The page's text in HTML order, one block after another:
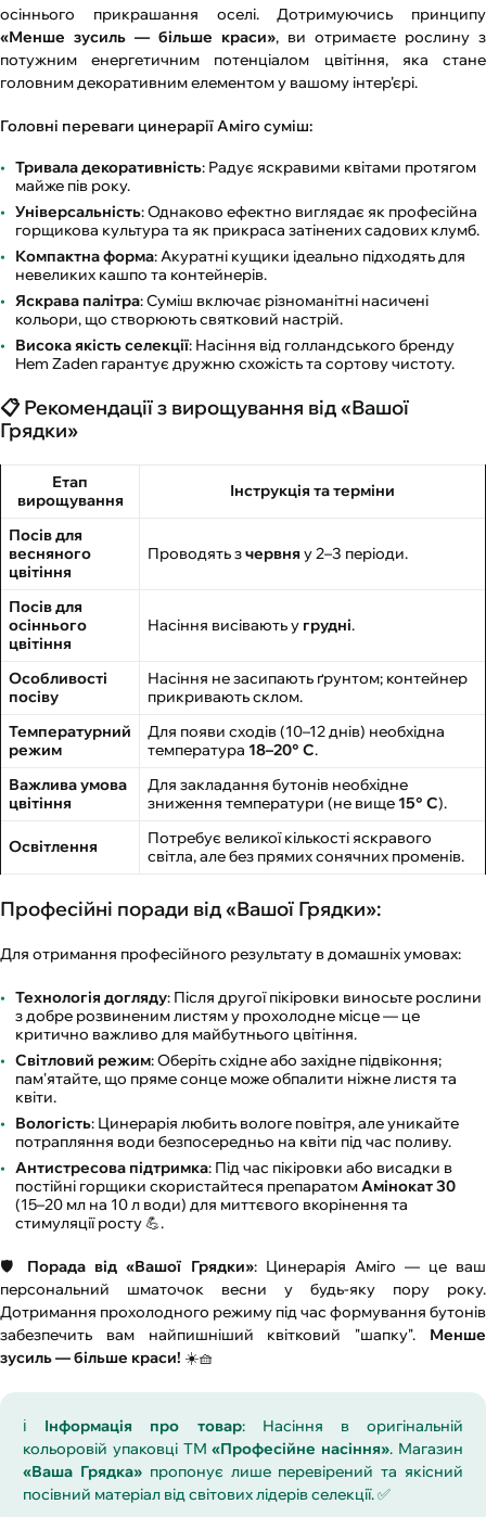
осіннього прикрашання оселі. Дотримуючись принципу
«Менше зусиль — більше краси», ви отримаєте рослину з
потужним енергетичним потенціалом цвітіння, яка стане
головним декоративним елементом у вашому інтер’єрі.
Головні переваги цинерарії Аміго суміш:
Тривала декоративність: Радує яскравими квітами протягом
майже пів року.
Універсальність: Однаково ефектно виглядає як професійна
горщикова культура та як прикраса затінених садових клумб.
Компактна форма: Акуратні кущики ідеально підходять для
невеликих кашпо та контейнерів.
Яскрава палітра: Суміш включає різноманітні насичені
кольори, що створюють святковий настрій.
Висока якість селекції: Насіння від голландського бренду
Hem Zaden гарантує дружню схожість та сортову чистоту.
📋 Рекомендації з вирощування від «Вашої
Грядки»
Етап
вирощування
Інструкція та терміни
Посів для
весняного
цвітіння
Проводять зчервня у 2–3 періоди.
Посів для
осіннього
цвітіння
Насіння висівають у грудні.
Особливості
посіву
Насіння не засипають ґрунтом; контейнер
прикривають склом.
Температурний
режим
Для появи сходів (10–12 днів) необхідна
температура 18–20° С.
Важлива умова
цвітіння
Для закладання бутонів необхідне
зниження температури (не вище 15° С).
Освітлення
Потребує великої кількості яскравого
світла, але без прямих сонячних променів.
Професійні поради від «Вашої Грядки»:
Для отримання професійного результату в домашніх умовах:
Технологія догляду: Після другої пікіровки виносьте рослини
з добре розвиненим листям у прохолодне місце — це
критично важливо для майбутнього цвітіння.
Світловий режим: Оберіть східне або західне підвіконня;
пам'ятайте, що пряме сонце може обпалити ніжне листя та
квіти.
Вологість: Цинерарія любить вологе повітря, але уникайте
потрапляння води безпосередньо на квіти під час поливу.
Антистресова підтримка: Під час пікіровки або висадки в
постійні горщики скористайтеся препаратомАмінокат 30
(15–20 мл на 10 л води) для миттєвого вкорінення та
стимуляції росту 💪.
🛡️ Порада від «Вашої Грядки»: Цинерарія Аміго — це ваш
персональний шматочок весни у будь-яку пору року.
Дотримання прохолодного режиму під час формування бутонів
забезпечить вам найпишніший квітковий "шапку". Менше
зусиль — більше краси! ☀️🧺
ℹ️ Інформація про товар: Насіння в оригінальній
кольоровій упаковці ТМ«Професійне насіння». Магазин
«Ваша Грядка»пропонує лише перевірений та якісний
посівний матеріал від світових лідерів селекції. ✅